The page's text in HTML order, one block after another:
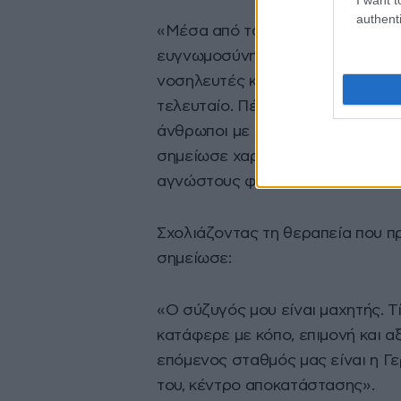
«Μέσα από τα βάθη της καρδιάς
ευγνωμοσύνη μου προς τη
νοσηλευτές και κάθε
τελευταίο. Πέρα από
άνθρωποι με αληθινή αγάπη,
σημείωσε χαρακτηριστικά,
αγνώστους φίλους» που
Σχολιάζοντας τη θεραπεία που
σημείωσε:
«Ο σύζυγός μου είναι μαχητής.
κατάφερε με κόπο, επιμονή και
επόμενος σταθμός μας είναι η
του, κέντρο αποκατάστασης».